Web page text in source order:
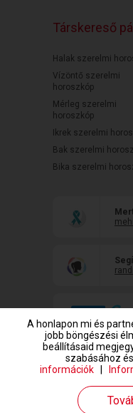
Társkereső
Halak szerelmi
Vízöntő szerelmi
horoszkóp
Mérleg szerelmi
horoszkóp
Ikrek szerelmi
Bak szerelmi
Bika szerelmi
www.randivonal.hu ©
A honlapon mi és
jobb böngészési
beállításaid
szabásához
információk